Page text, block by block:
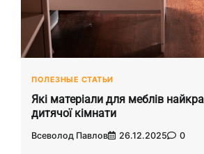
ПОЛЕЗНЫЕ СТАТЬИ
Які матеріали для меблів
дитячої кімнати
Всеволод Павлов 26.12.2025 0